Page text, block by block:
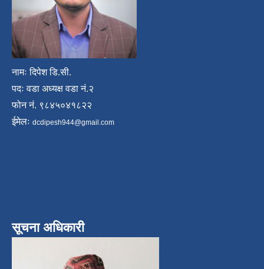
नामः दिपेश डि.सी.
पदः वडा अध्यक्ष वडा नं.२
फोन नं. ९८४५०४१८२२
ईमेलः dcdipesh944@gmail.com
सूचना अधिकारी